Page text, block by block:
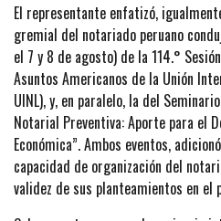
El representante enfatizó,
gremial del notariado peruano
el 7 y 8 de agosto) de la 114.°
Asuntos Americanos de la Unión
UINL), y, en paralelo, la del
Notarial Preventiva: Aporte para el
Económica”. Ambos eventos,
capacidad de organización del
validez de sus planteamientos en el